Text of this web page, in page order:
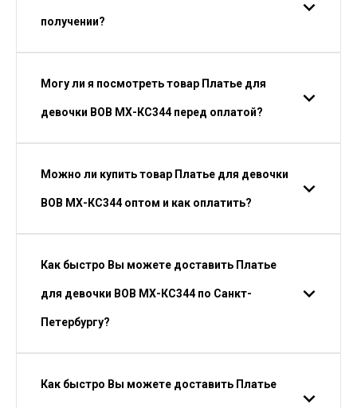
получении?
Могу ли я посмотреть товар Платье для
девочки ВОВ МХ-КС344 перед оплатой?
Можно ли купить товар Платье для девочки
ВОВ МХ-КС344 оптом и как оплатить?
Как быстро Вы можете доставить Платье
для девочки ВОВ МХ-КС344 по Санкт-
Петербургу?
Как быстро Вы можете доставить Платье